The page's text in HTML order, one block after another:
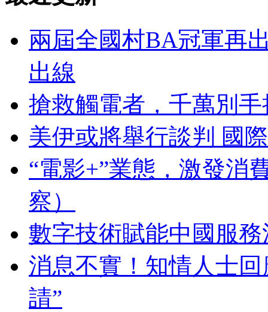
兩屆全國村BA冠軍再
出線
搶救觸電者，千萬別
美伊或將舉行談判 國
“電影+”業態，激發消
察）
數字技術賦能中國服
消息不實！知情人士
請”